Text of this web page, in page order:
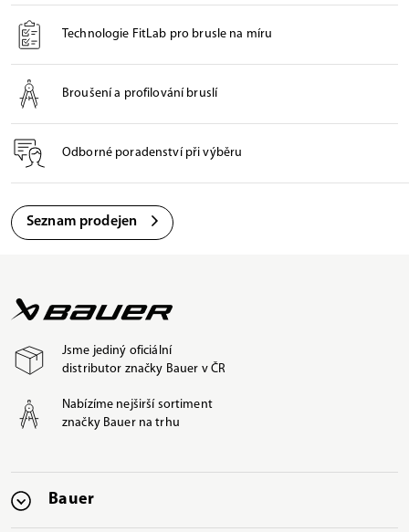
Technologie FitLab pro brusle na míru
Broušení a profilování bruslí
Odborné poradenství při výběru
Seznam prodejen
Jsme jediný oficiální
distributor značky Bauer v ČR
Nabízíme nejširší sortiment
značky Bauer na trhu
Bauer